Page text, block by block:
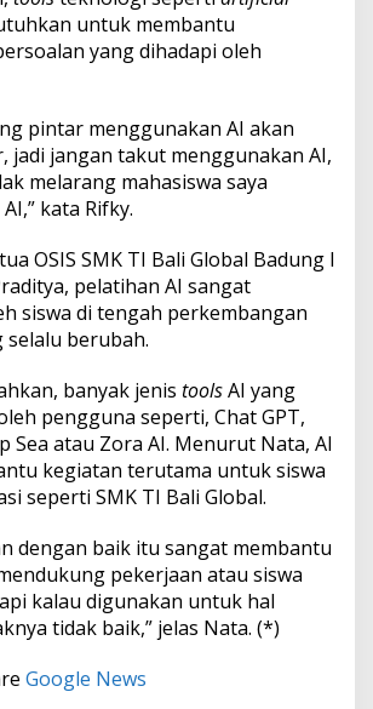
untuk membantu
yang dihadapi oleh
pintar menggunakan AI akan
jadi jangan takut menggunakan AI,
melarang mahasiswa saya
kata Rifky.
OSIS SMK TI Bali Global Badung I
pelatihan AI sangat
siswa di tengah perkembangan
berubah.
banyak jenis toolsAI yang
pengguna seperti, Chat GPT,
Sea atau Zora AI. Menurut Nata, AI
kegiatan terutama untuk siswa
seperti SMK TI Bali Global.
dengan baik itu sangat membantu
pekerjaan atau siswa
kalau digunakan untuk hal
tidak baik,” jelas Nata. (*)
Google News